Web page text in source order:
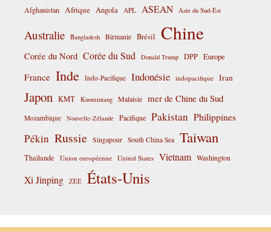
Afghanistan Afrique Angola APL ASEAN Asie du Sud-Est
Australie Bangladesh Birmanie Brésil Chine
Corée du Nord Corée du Sud Donald Trump DPP Europe
France Inde Indo-Pacifique Indonésie indopacifique Iran
Japon KMT Kuomintang Malaisie mer de Chine du Sud
Mozambique Nouvelle-Zélande Pacifique Pakistan Philippines
Pékin Russie Singapour South China Sea Taiwan
Thaïlande Union européenne United States Vietnam Washington
Xi Jinping ZEE États-Unis